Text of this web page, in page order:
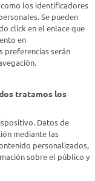
acá
los identificadores
Se pueden
click en el enlace que
en
preferencias serán
tratamos los
Datos de
mediante las
personalizados,
sobre el público y